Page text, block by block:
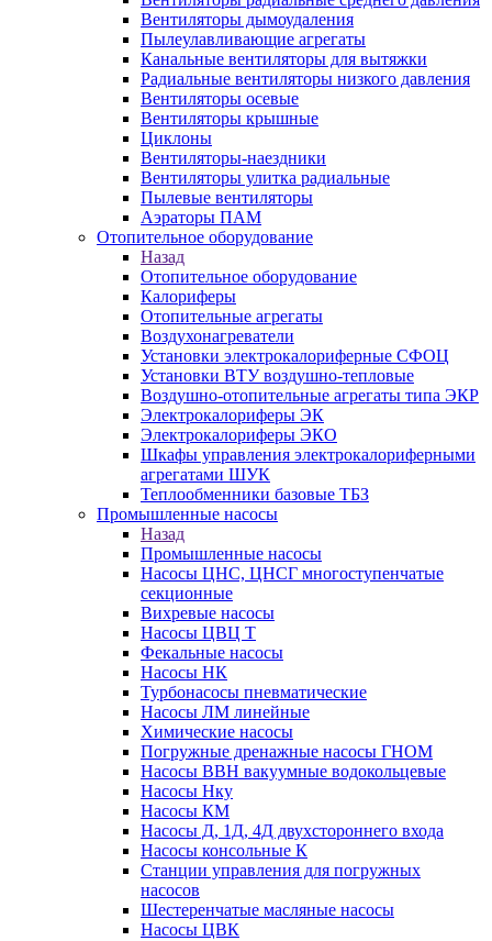
Вентиляторы дымоудаления
Пылеулавливающие агрегаты
Канальные вентиляторы для вытяжки
Радиальные вентиляторы низкого давления
Вентиляторы осевые
Вентиляторы крышные
Циклоны
Вентиляторы-наездники
Вентиляторы улитка радиальные
Пылевые вентиляторы
Аэраторы ПАМ
Отопительное оборудование
Назад
Отопительное оборудование
Калориферы
Отопительные агрегаты
Воздухонагреватели
Установки электрокалориферные СФОЦ
Установки ВТУ воздушно-тепловые
Воздушно-отопительные агрегаты типа ЭКР
Электрокалориферы ЭК
Электрокалориферы ЭКО
Шкафы управления электрокалориферными
агрегатами ШУК
Теплообменники базовые ТБЗ
Промышленные насосы
Назад
Промышленные насосы
Насосы ЦНС, ЦНСГ многоступенчатые
секционные
Вихревые насосы
Насосы ЦВЦ Т
Фекальные насосы
Насосы НК
Турбонасосы пневматические
Насосы ЛМ линейные
Химические насосы
Погружные дренажные насосы ГНОМ
Насосы ВВН вакуумные водокольцевые
Насосы Нку
Насосы КМ
Насосы Д, 1Д, 4Д двухстороннего входа
Насосы консольные К
Станции управления для погружных
насосов
Шестеренчатые масляные насосы
Насосы ЦВК